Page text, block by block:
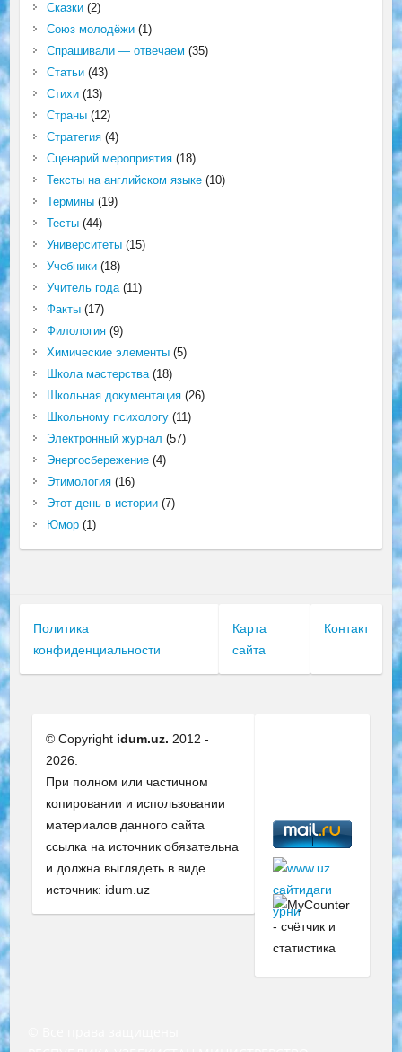
Сказки(2)
Союз молодёжи(1)
Спрашивали — отвечаем (35)
Статьи(43)
Стихи(13)
Страны(12)
Стратегия(4)
Сценарий мероприятия(18)
Тексты на английском языке(10)
Термины(19)
Тесты(44)
Университеты(15)
Учебники(18)
Учитель года(11)
Факты(17)
Филология(9)
Химические элементы(5)
Школа мастерства(18)
Школьная документация(26)
Школьному психологу(11)
Электронный журнал (57)
Энергосбережение(4)
Этимология(16)
Этот день в истории(7)
Юмор(1)
Политика
конфиденциальности
Карта
сайта
Контакт
© Copyright idum.uz. 2012 -
2026.
При полном или частичном
копировании и использовании
материалов данного сайта
ссылка на источник обязательна
и должна выглядеть в виде
источник: idum.uz